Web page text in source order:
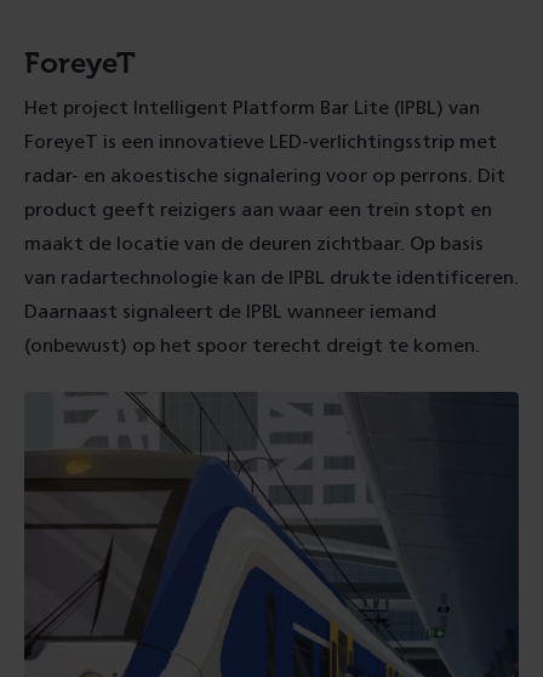
ForeyeT
Het project Intelligent Platform Bar Lite (IPBL) van
ForeyeT is een innovatieve LED-verlichtingsstrip met
radar- en akoestische signalering voor op perrons. Dit
product geeft reizigers aan waar een trein stopt en
maakt de locatie van de deuren zichtbaar. Op basis
van radartechnologie kan de IPBL drukte identificeren.
Daarnaast signaleert de IPBL wanneer iemand
(onbewust) op het spoor terecht dreigt te komen.